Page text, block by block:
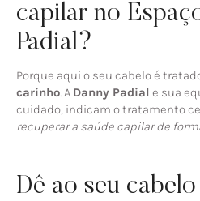
capilar no
Padial?
Porque aqui o seu cabelo é
carinho . A Danny Padial e sua
cuidado, indicam o tratamento
recuperar a saúde capilar de
Dê ao seu